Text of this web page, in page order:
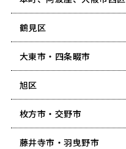
鶴見区
大東市・四条畷市
旭区
枚方市・交野市
藤井寺市・羽曳野市